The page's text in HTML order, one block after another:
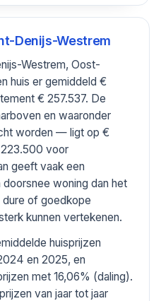
Denijs-Westrem
Westrem, Oost-
huis er gemiddeld €
€ 257.537. De
en waaronder
worden — ligt op €
voor
geeft vaak een
woning dan het
of goedkope
kunnen vertekenen.
huisprijzen
en 2025, en
met 16,06% (daling).
van jaar tot jaar